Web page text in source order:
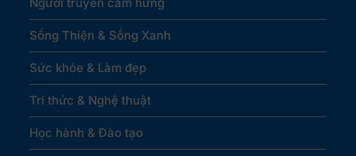
Sống Thiện & Sống Xanh
Sức khỏe & Làm đẹp
Tri thức & Nghệ thuật
Học hành & Đào tạo